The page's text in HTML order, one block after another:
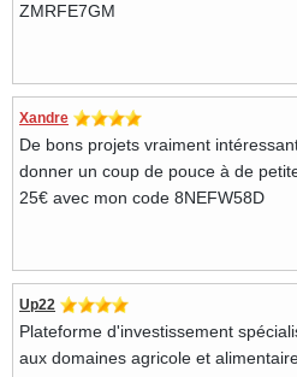
ZMRFE7GM
Xandre
De bons projets vraiment
donner un coup de pouce à de
25€ avec mon code 8NEFW58D
Up22
Plateforme d'investissement
aux domaines agricole et